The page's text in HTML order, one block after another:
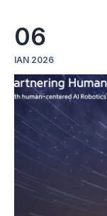
06
ΙΑΝ 2026